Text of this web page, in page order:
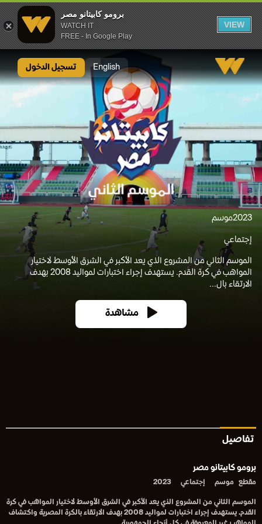
برومو كابيتانو مصر
WATCH IT
FREE - In Google Play
VIEW
English تسجيل الدخول
2023موسم
إجتماعي
الموسم الثاني من المشروع الذي يعد الأكبر في الشرق الأوسط لاختيار
المواهب في كرة القدم. يستهدف إجراء اختبارات لمواليد 2008 بهدف
الارتقاء بال...
مشاهدة
تفاصيل
برومو كابيتانو مصر
مقطع موسم إجتماعي 2023
الموسم الثاني من المشروع الذي يعد الأكبر في الشرق الأوسط لاختيار المواهب في كرة
القدم. يستهدف إجراء اختبارات لمواليد 2008 بهدف الارتقاء بالكرة المصرية واكتشاف